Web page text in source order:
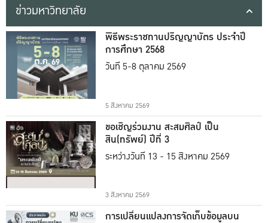
ข่าวมหาวิทยาลัย
พิธีพระราชทานปริญญาบัตร ประจำปี
การศึกษา 2568
วันที่ 5-8 ตุลาคม 2569
5 สิงหาคม 2569
ขอเชิญร่วมงาน สะสมศิลป์ เป็น
สิน(ทรัพย์) ปีที่ 3
ระหว่างวันที่ 13 - 15 สิงหาคม 2569
3 สิงหาคม 2569
การเปลี่ยนแปลงการจัดเก็บข้อมูลบน